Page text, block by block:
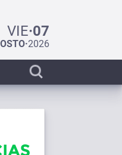
VIE·07
·2026
Display
search